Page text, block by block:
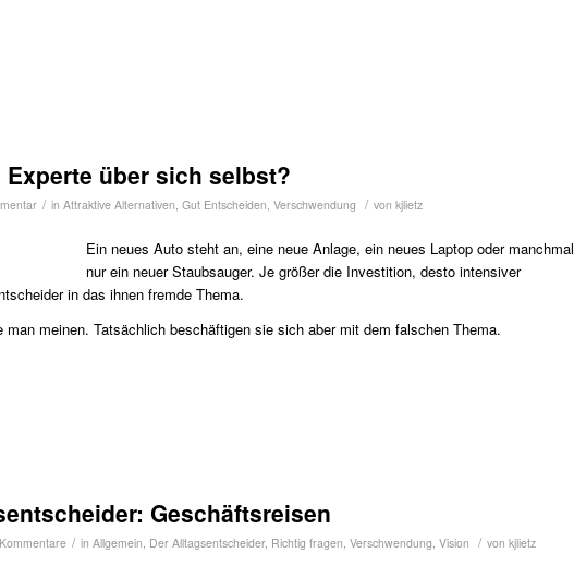
Experte über sich selbst?
/ in Attraktive Alternativen Gut Entscheiden Verschwendung / von kjlietz
Ein neues Auto steht an, eine neue Anlage, ein neues Laptop oder manchmal
nur ein neuer Staubsauger. Je größer die Investition, desto intensiver
in das ihnen fremde Thema.
man meinen. Tatsächlich beschäftigen sie sich aber mit dem falschen Thema.
Geschäftsreisen
/ in Allgemein, Der Alltagsentscheider, Richtig fragen, Verschwendung, Vision / von kjlietz